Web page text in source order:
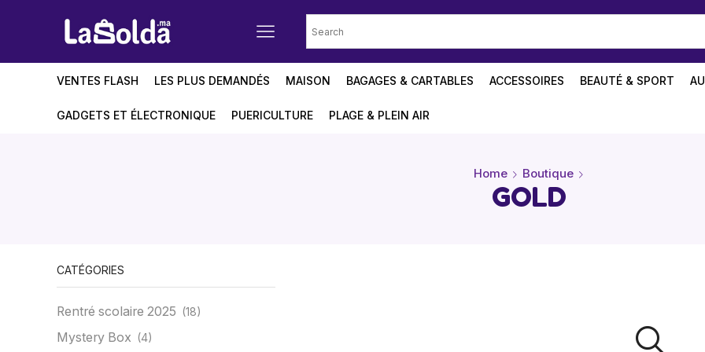
VENTES FLASH LES PLUS DEMANDÉS MAISON BAGAGES & CARTABLES ACCESSOIRES BEAUTÉ & SPORT
GADGETS ET ÉLECTRONIQUE PUERICULTURE PLAGE & PLEIN AIR
Home Boutique
GOLD
CATÉGORIES
Rentré scolaire 2025 (18)
Mystery Box (4)